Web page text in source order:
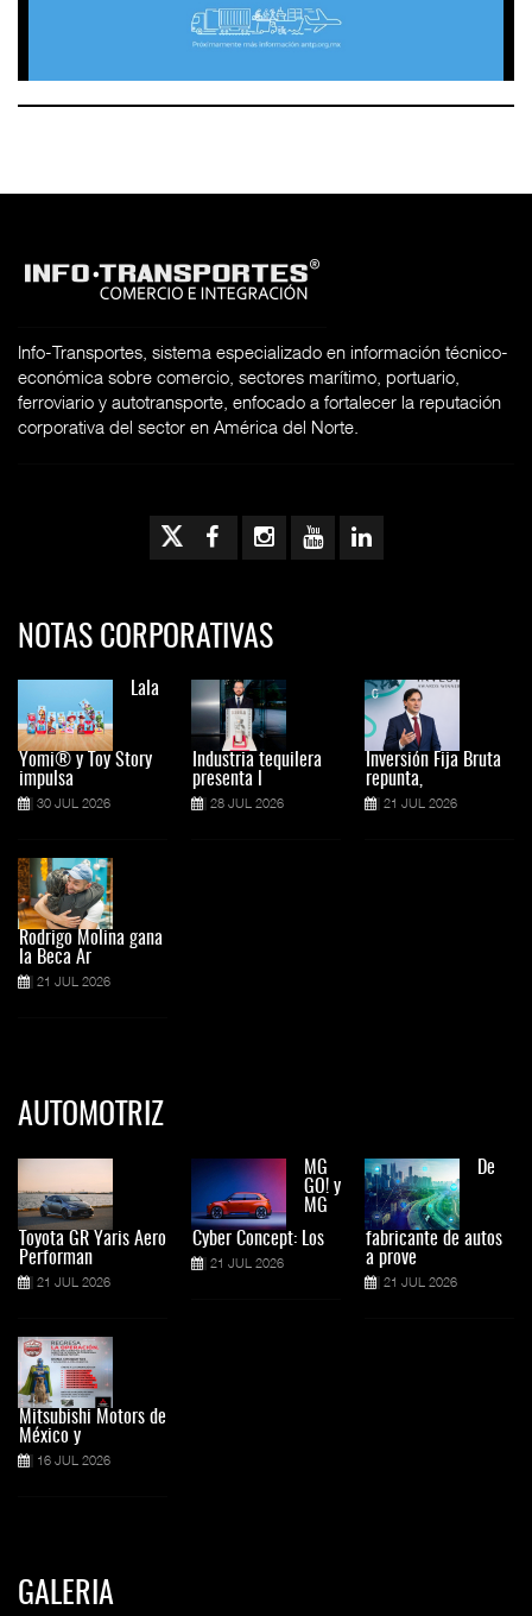
Info-Transportes, sistema especializado en información técnico-
económica sobre comercio, sectores marítimo, portuario,
ferroviario y autotransporte, enfocado a fortalecer la reputación
corporativa del sector en América del Norte.
NOTAS CORPORATIVAS
Lala
Yomi® y Toy Story
impulsa
30 JUL 2026
Rodrigo Molina gana
la Beca Ar
21 JUL 2026
Industria tequilera
presenta l
28 JUL 2026
Inversión Fija Bruta
repunta,
21 JUL 2026
AUTOMOTRIZ
Toyota GR Yaris Aero
Performan
21 JUL 2026
Mitsubishi Motors de
México y
16 JUL 2026
MG
GO! y
MG
Cyber Concept: Los
21 JUL 2026
De
fabricante de autos
a prove
21 JUL 2026
GALERIA